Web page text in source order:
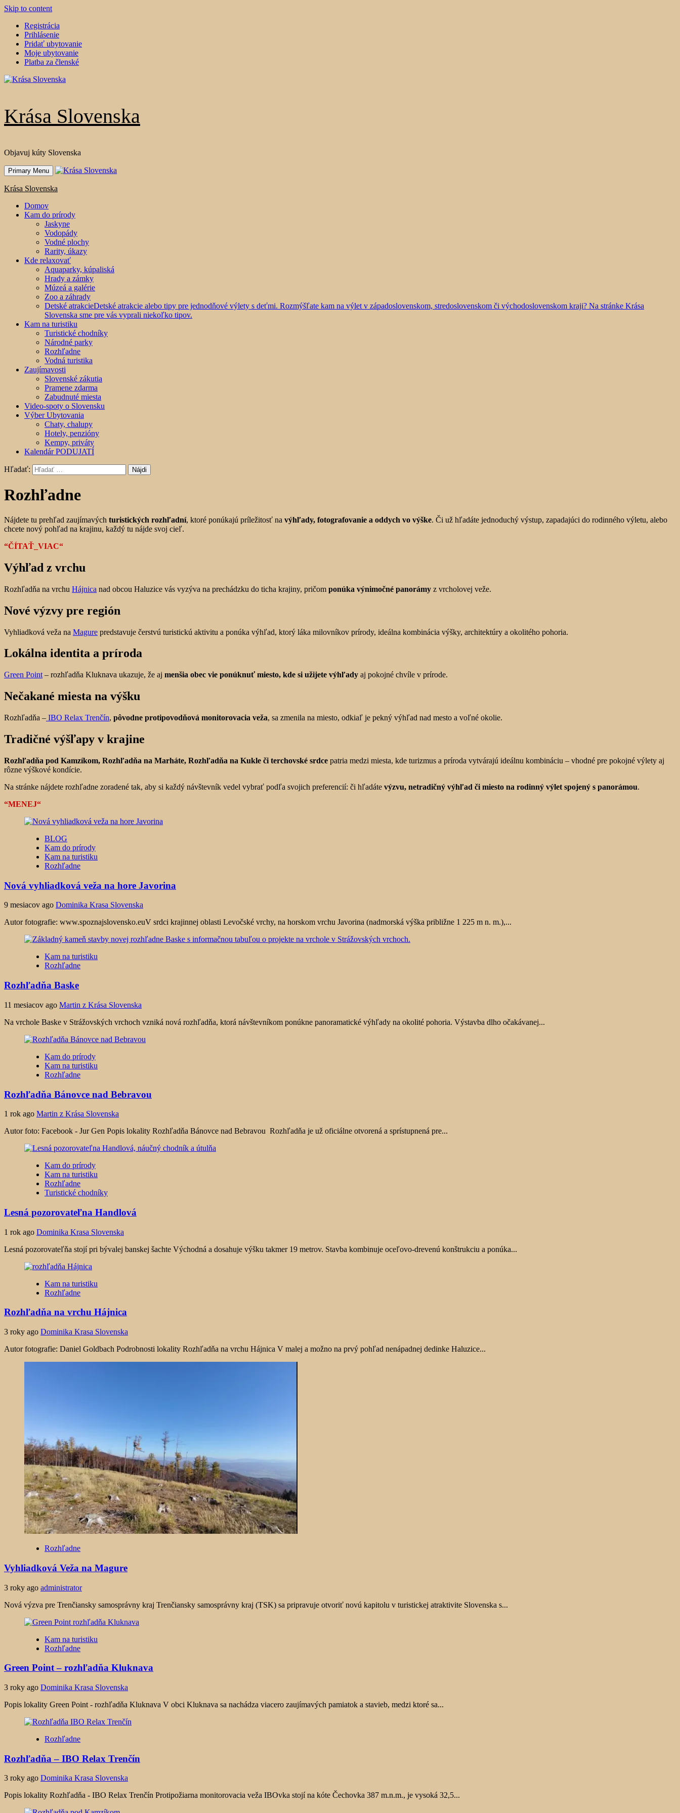
Skip to content
Registrácia
Prihlásenie
Pridať ubytovanie
Moje ubytovanie
Platba za členské
Krása Slovenska
Objavuj kúty Slovenska
Primary Menu
Krása Slovenska
Domov
Kam do prírody
Jaskyne
Vodopády
Vodné plochy
Rarity, úkazy
Kde relaxovať
Aquaparky, kúpaliská
Hrady a zámky
Múzeá a galérie
Zoo a záhrady
Detské atrakcieDetské atrakcie alebo tipy pre jednodňové výlety s deťmi. Rozmýšľate kam na výlet v západoslovenskom, stredoslovenskom či východoslovenskom kraji? Na stránke Krása
Slovenska sme pre vás vyprali niekoľko tipov.
Kam na turistiku
Turistické chodníky
Národné parky
Rozhľadne
Vodná turistika
Zaujímavosti
Slovenské zákutia
Pramene zdarma
Zabudnuté miesta
Video-spoty o Slovensku
Výber Ubytovania
Chaty, chalupy
Hotely, penzióny
Kempy, priváty
Kalendár PODUJATÍ
Hľadať:
Rozhľadne
Nájdete tu prehľad zaujímavých turistických rozhľadní, ktoré ponúkajú príležitosť na výhľady, fotografovanie a oddych vo výške. Či už hľadáte jednoduchý výstup, zapadajúci do rodinného výletu, alebo
chcete nový pohľad na krajinu, každý tu nájde svoj cieľ.
“ČÍTAŤ_VIAC“
Výhľad z vrchu
Rozhľadňa na vrchu Hájnica nad obcou Haluzice vás vyzýva na prechádzku do ticha krajiny, pričom ponúka výnimočné panorámy z vrcholovej veže.
Nové výzvy pre región
Vyhliadková veža na Magure predstavuje čerstvú turistickú aktivitu a ponúka výhľad, ktorý láka milovníkov prírody, ideálna kombinácia výšky, architektúry a okolitého pohoria.
Lokálna identita a príroda
Green Point – rozhľadňa Kluknava ukazuje, že aj menšia obec vie ponúknuť miesto, kde si užijete výhľady aj pokojné chvíle v prírode.
Nečakané miesta na výšku
Rozhľadňa – IBO Relax Trenčín, pôvodne protipovodňová monitorovacia veža, sa zmenila na miesto, odkiaľ je pekný výhľad nad mesto a voľné okolie.
Tradičné výšľapy v krajine
Rozhľadňa pod Kamzíkom, Rozhľadňa na Marháte, Rozhľadňa na Kukle či terchovské srdce patria medzi miesta, kde turizmus a príroda vytvárajú ideálnu kombináciu – vhodné pre pokojné výlety aj
rôzne výškové kondície.
Na stránke nájdete rozhľadne zoradené tak, aby si každý návštevník vedel vybrať podľa svojich preferencií: či hľadáte výzvu, netradičný výhľad či miesto na rodinný výlet spojený s panorámou.
“MENEJ“
BLOG
Kam do prírody
Kam na turistiku
Rozhľadne
Nová vyhliadková veža na hore Javorina
9 mesiacov ago Dominika Krasa Slovenska
Autor fotografie: www.spoznajslovensko.euV srdci krajinnej oblasti Levočské vrchy, na horskom vrchu Javorina (nadmorská výška približne 1 225 m n. m.),...
Kam na turistiku
Rozhľadne
Rozhľadňa Baske
11 mesiacov ago Martin z Krása Slovenska
Na vrchole Baske v Strážovských vrchoch vzniká nová rozhľadňa, ktorá návštevníkom ponúkne panoramatické výhľady na okolité pohoria. Výstavba dlho očakávanej...
Kam do prírody
Kam na turistiku
Rozhľadne
Rozhľadňa Bánovce nad Bebravou
1 rok ago Martin z Krása Slovenska
Autor foto: Facebook - Jur Gen Popis lokality Rozhľadňa Bánovce nad Bebravou Rozhľadňa je už oficiálne otvorená a sprístupnená pre...
Kam do prírody
Kam na turistiku
Rozhľadne
Turistické chodníky
Lesná pozorovateľna Handlová
1 rok ago Dominika Krasa Slovenska
Lesná pozorovateľňa stojí pri bývalej banskej šachte Východná a dosahuje výšku takmer 19 metrov. Stavba kombinuje oceľovo-drevenú konštrukciu a ponúka...
Kam na turistiku
Rozhľadne
Rozhľadňa na vrchu Hájnica
3 roky ago Dominika Krasa Slovenska
Autor fotografie: Daniel Goldbach Podrobnosti lokality Rozhľadňa na vrchu Hájnica V malej a možno na prvý pohľad nenápadnej dedinke Haluzice...
Rozhľadne
Vyhliadková Veža na Magure
3 roky ago administrator
Nová výzva pre Trenčiansky samosprávny kraj Trenčiansky samosprávny kraj (TSK) sa pripravuje otvoriť novú kapitolu v turistickej atraktivite Slovenska s...
Kam na turistiku
Rozhľadne
Green Point – rozhľadňa Kluknava
3 roky ago Dominika Krasa Slovenska
Popis lokality Green Point - rozhľadňa Kluknava V obci Kluknava sa nachádza viacero zaujímavých pamiatok a stavieb, medzi ktoré sa...
Rozhľadne
Rozhľadňa – IBO Relax Trenčín
3 roky ago Dominika Krasa Slovenska
Popis lokality Rozhľadňa - IBO Relax Trenčín Protipožiarna monitorovacia veža IBOvka stojí na kóte Čechovka 387 m.n.m., je vysoká 32,5...